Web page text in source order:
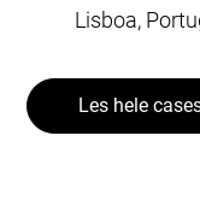
Lisboa,
Les hele